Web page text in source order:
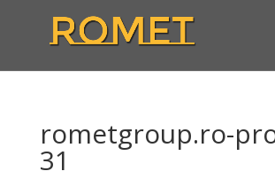
rometgroup.ro-
31